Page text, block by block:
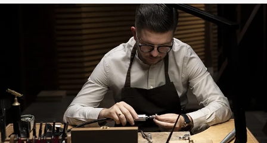
kontrola odlewu i diamentu przed rozpoczęciem
prac złotniczych. Drugi wykonywany jest na etapie
produkcji po wykonaniu biżuterii. Ostateczna
kontrola następuje tuż przed zamknięciem
pierścionka do pudełeczka. Dzięki temu
dostarczymy Ci wyroby jubilerskie najwyższej klasy.